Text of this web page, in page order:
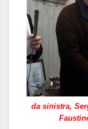
da sinistra,